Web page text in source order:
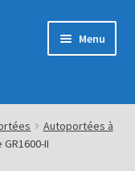
Menu
Autoportées à
II